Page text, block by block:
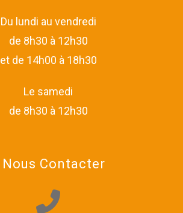
Du lundi au vendredi
de 8h30 à 12h30
et de 14h00 à 18h30
Le samedi
de 8h30 à 12h30
Nous Contacter